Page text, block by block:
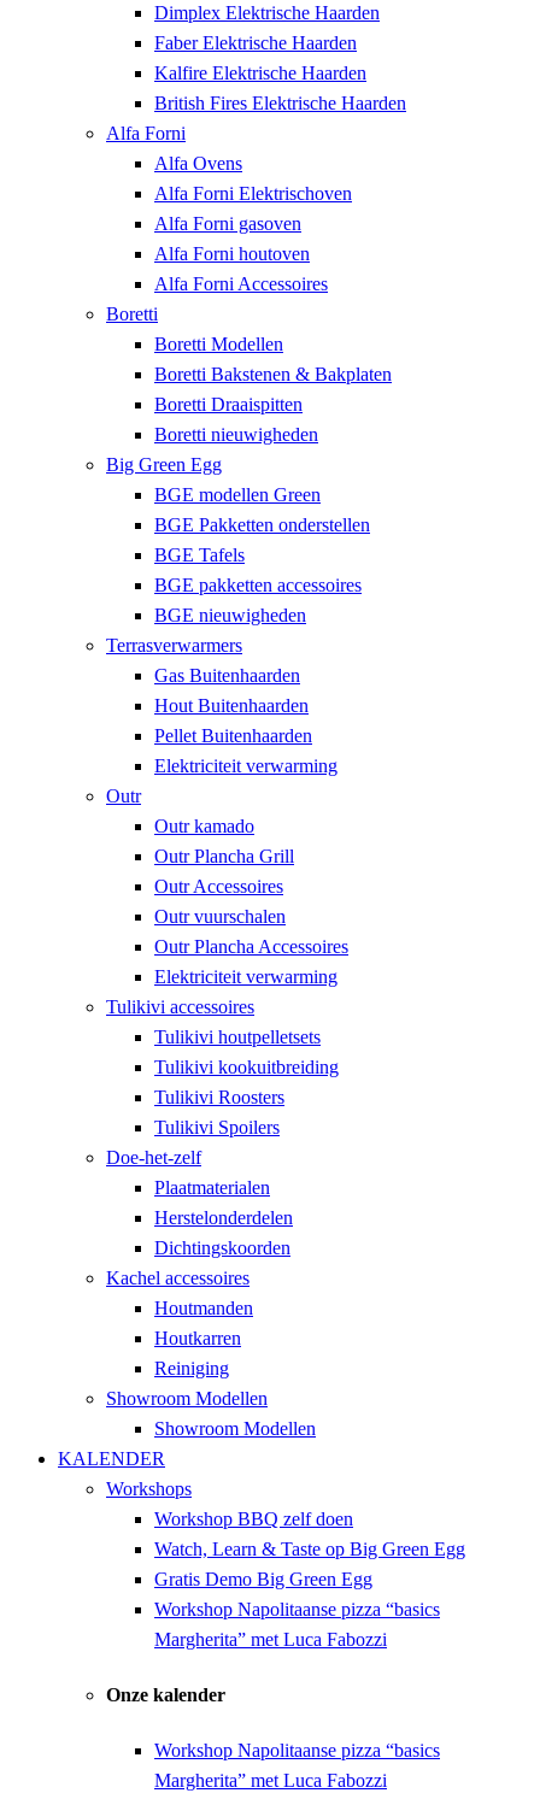
Dimplex Elektrische Haarden
Faber Elektrische Haarden
Kalfire Elektrische Haarden
British Fires Elektrische Haarden
Alfa Forni
Alfa Ovens
Alfa Forni Elektrischoven
Alfa Forni gasoven
Alfa Forni houtoven
Alfa Forni Accessoires
Boretti
Boretti Modellen
Boretti Bakstenen & Bakplaten
Boretti Draaispitten
Boretti nieuwigheden
Big Green Egg
BGE modellen Green
BGE Pakketten onderstellen
BGE Tafels
BGE pakketten accessoires
BGE nieuwigheden
Terrasverwarmers
Gas Buitenhaarden
Hout Buitenhaarden
Pellet Buitenhaarden
Elektriciteit verwarming
Outr
Outr kamado
Outr Plancha Grill
Outr Accessoires
Outr vuurschalen
Outr Plancha Accessoires
Elektriciteit verwarming
Tulikivi accessoires
Tulikivi houtpelletsets
Tulikivi kookuitbreiding
Tulikivi Roosters
Tulikivi Spoilers
Doe-het-zelf
Plaatmaterialen
Herstelonderdelen
Dichtingskoorden
Kachel accessoires
Houtmanden
Houtkarren
Reiniging
Showroom Modellen
Showroom Modellen
KALENDER
Workshops
Workshop BBQ zelf doen
Watch, Learn & Taste op Big Green Egg
Gratis Demo Big Green Egg
Workshop Napolitaanse pizza “basics
Margherita” met Luca Fabozzi
Onze kalender
Workshop Napolitaanse pizza “basics
Margherita” met Luca Fabozzi